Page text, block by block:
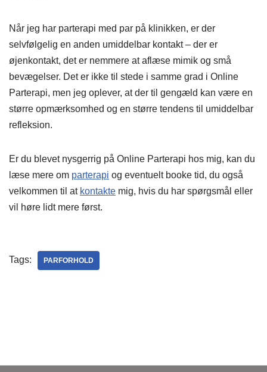
Når jeg har parterapi med par på klinikken, er der
selvfølgelig en anden umiddelbar kontakt – der er
øjenkontakt, det er nemmere at aflæse mimik og små
bevægelser. Det er ikke til stede i samme grad i Online
Parterapi, men jeg oplever, at der til gengæld kan være en
større opmærksomhed og en større tendens til umiddelbar
refleksion.
Er du blevet nysgerrig på Online Parterapi hos mig, kan du
læse mere om parterapi og eventuelt booke tid, du også
velkommen til at kontakte mig, hvis du har spørgsmål eller
vil høre lidt mere først.
Tags: PARFORHOLD